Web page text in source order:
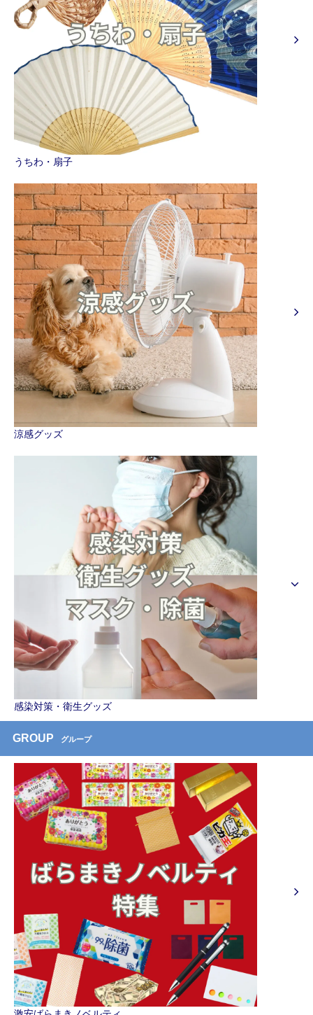
うちわ・扇子
涼感グッズ
感染対策・衛生グッズ
GROUP グループ